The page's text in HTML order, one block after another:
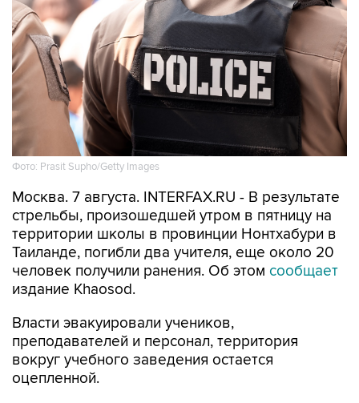
Фото: Prasit Supho/Getty Images
Москва. 7 августа. INTERFAX.RU - В результате
стрельбы, произошедшей утром в пятницу на
территории школы в провинции Нонтхабури в
Таиланде, погибли два учителя, еще около 20
человек получили ранения. Об этом сообщает
издание Khaosod.
Власти эвакуировали учеников,
преподавателей и персонал, территория
вокруг учебного заведения остается
оцепленной.